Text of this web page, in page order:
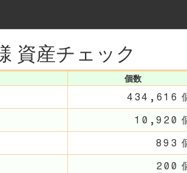
資産チェック
個数
434,616
10,920
893
200